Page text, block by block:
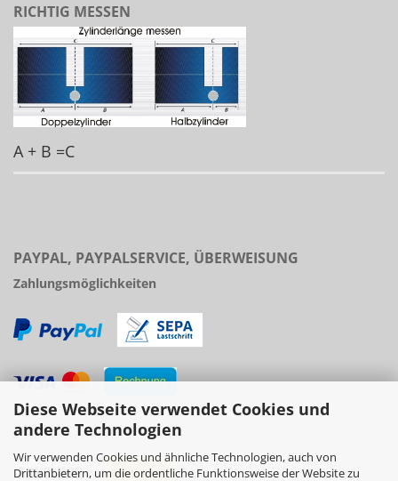
Diese Webseite verwendet Cookies und
andere Technologien
Wir verwenden Cookies und ähnliche Technologien, auch von
Drittanbietern, um die ordentliche Funktionsweise der Website zu
RICHTIG MESSEN
A + B =C
PAYPAL, PAYPALSERVICE, ÜBERWEISUNG
Zahlungsmöglichkeiten
Versand